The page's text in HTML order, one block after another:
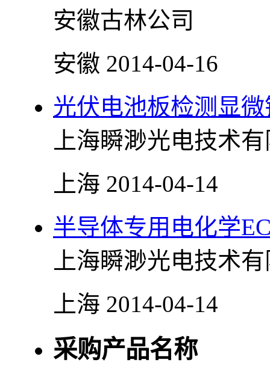
安徽古林公司
安徽 2014-04-16
光伏电池板检测显微
上海瞬渺光电技术
上海 2014-04-14
半导体专用电化学
上海瞬渺光电技术
上海 2014-04-14
采购产品名称